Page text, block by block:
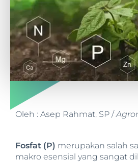
Oleh : Asep Rahmat, SP /
Fosfat (P) merupakan salah
makro esensial yang sangat